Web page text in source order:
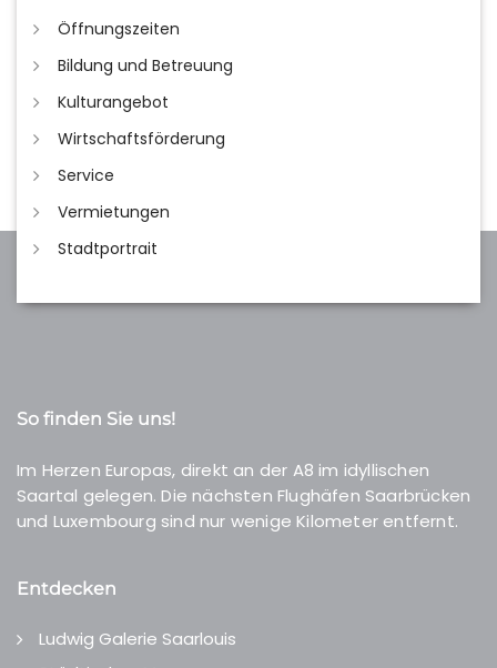
Öffnungszeiten
Bildung und Betreuung
Kulturangebot
Wirtschaftsförderung
Service
Vermietungen
Stadtportrait
So finden Sie uns!
Im Herzen Europas, direkt an der A8 im idyllischen
Saartal gelegen. Die nächsten Flughäfen Saarbrücken
und Luxembourg sind nur wenige Kilometer entfernt.
Entdecken
Ludwig Galerie Saarlouis